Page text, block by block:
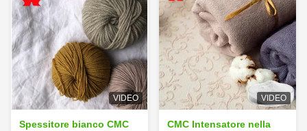
VIDEO
Spessitore bianco CMC
VIDEO
CMC Intensatore nella